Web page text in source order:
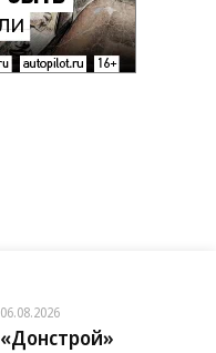
06.08.2026
«Донстрой»